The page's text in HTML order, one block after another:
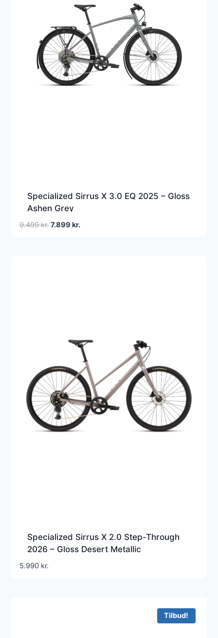
Specialized Sirrus X 3.0 EQ 2025 – Gloss
Ashen Grey
9.499kr. Den
7.899 kr.Den
Specialized Sirrus X 2.0 Step-Through
2026 – Gloss Desert Metallic
5.990 kr.
Tilbud!